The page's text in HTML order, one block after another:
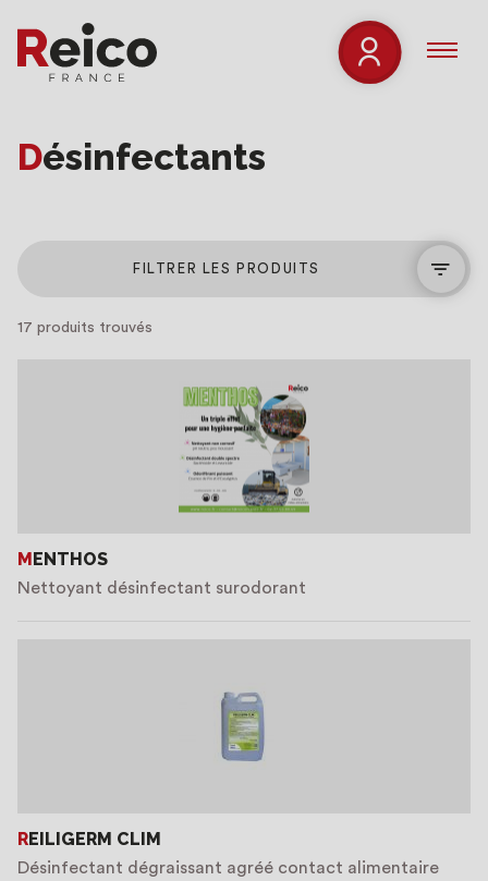
Désinfectants
FILTRER LES PRODUITS
17 produits trouvés
MENTHOS
Nettoyant désinfectant surodorant
REILIGERM CLIM
Désinfectant dégraissant agréé contact alimentaire